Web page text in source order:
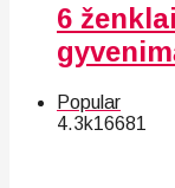
6
Popular
4.3k16681